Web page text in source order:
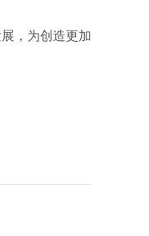
，为创造更加